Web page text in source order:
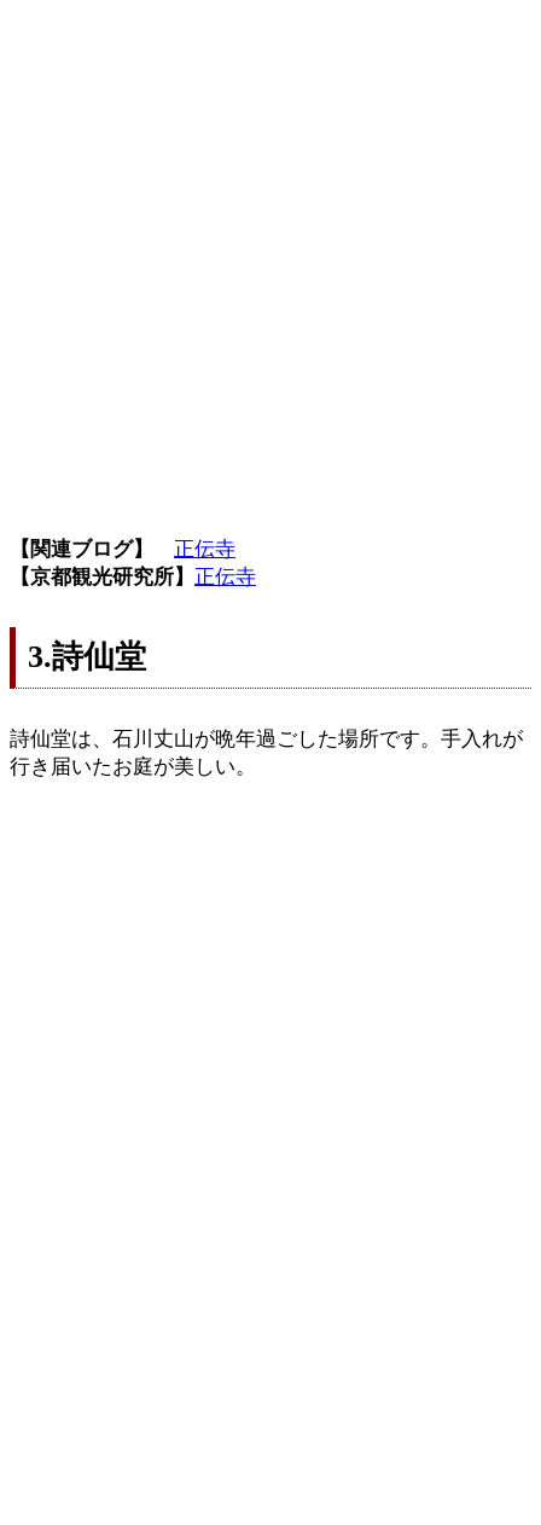
【関連ブログ】
正伝寺
【京都観光研究所】 正伝寺
3.詩仙堂
詩仙堂は、石川丈山が晩年過ごした場所です。手入れが
行き届いたお庭が美しい。